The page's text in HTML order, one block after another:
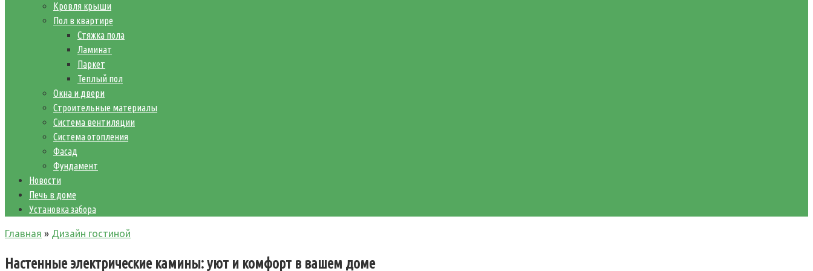
Кровля крыши
Пол в квартире
Стяжка пола
Ламинат
Паркет
Теплый пол
Окна и двери
Строительные материалы
Система вентиляции
Система отопления
Фасад
Фундамент
Новости
Печь в доме
Установка забора
Главная » Дизайн гостиной
Настенные электрические камины: уют и комфорт в вашем доме